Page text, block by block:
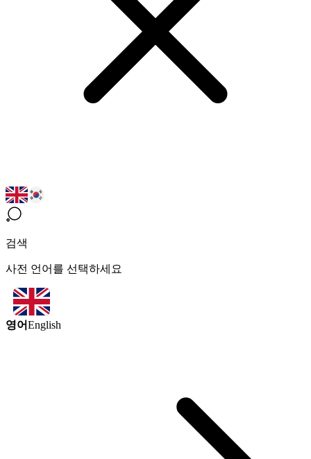
검색
사전 언어를 선택하세요
영어English